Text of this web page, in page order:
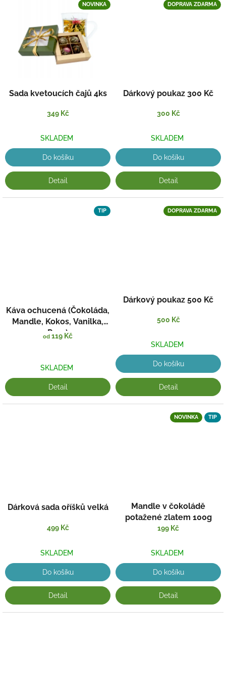
u
V
á
s
d
NOVINKA
Sada kvetoucích čajů 4ks
349 Kč
SKLADEM
Do košíku
Detail
DOPRAVA ZDARMA
Dárkový poukaz 300 Kč
300 Kč
SKLADEM
Do košíku
Detail
TIP
Káva ochucená (Čokoláda,
Mandle, Kokos, Vanilka,
Rum)
od 119 Kč
SKLADEM
Detail
DOPRAVA ZDARMA
Dárkový poukaz 500 Kč
500 Kč
SKLADEM
Do košíku
Detail
Dárková sada oříšků velká
499 Kč
SKLADEM
Do košíku
Detail
NOVINKA TIP
Mandle v čokoládě
potažené zlatem 100g
199 Kč
SKLADEM
Do košíku
Detail